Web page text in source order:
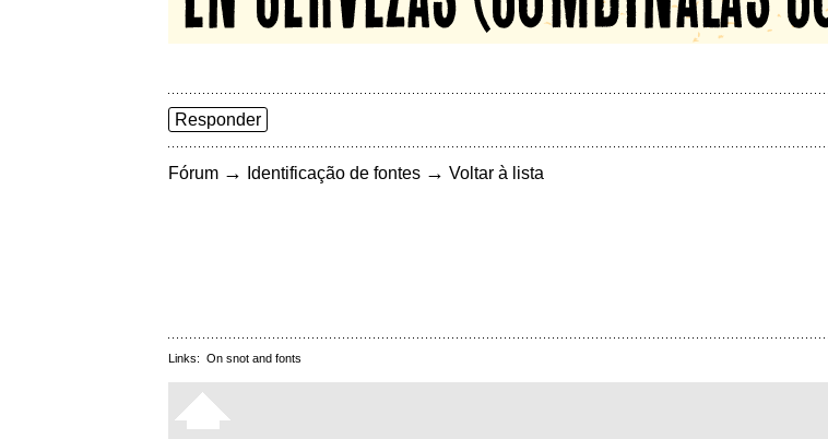
Responder
Fórum → Identificação de fontes → Voltar à lista
Links: On snot and fonts